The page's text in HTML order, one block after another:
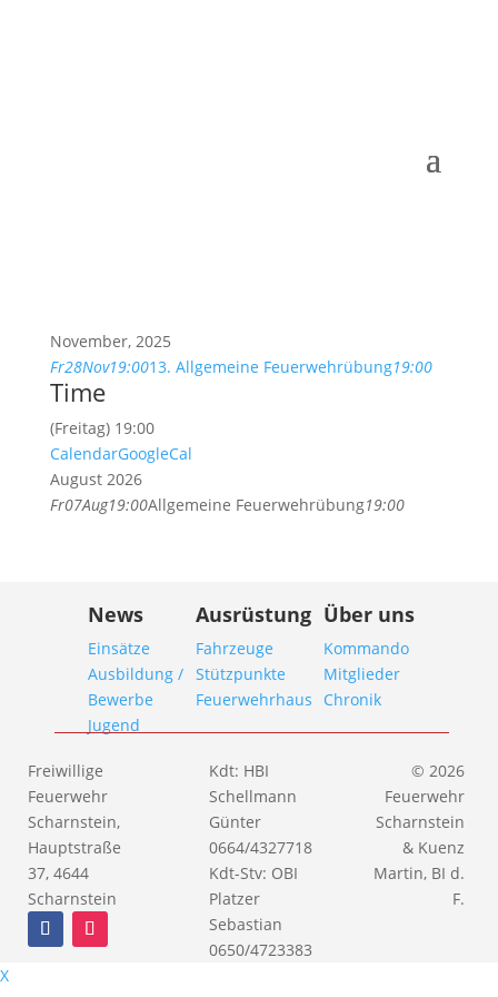
November, 2025
Fr28Nov19:0013. Allgemeine Feuerwehrübung19:00
Time
(Freitag) 19:00
CalendarGoogleCal
August 2026
Fr07Aug19:00Allgemeine Feuerwehrübung19:00
News
Einsätze
Ausbildung /
Bewerbe
Jugend
Ausrüstung
Fahrzeuge
Stützpunkte
Feuerwehrhaus
Über uns
Kommando
Mitglieder
Chronik
Freiwillige
Feuerwehr
Scharnstein,
Hauptstraße
37, 4644
Scharnstein
Kdt: HBI
Schellmann
Günter
0664/4327718
Kdt-Stv: OBI
Platzer
Sebastian
0650/4723383
© 2026
Feuerwehr
Scharnstein
& Kuenz
Martin, BI d.
F.
X